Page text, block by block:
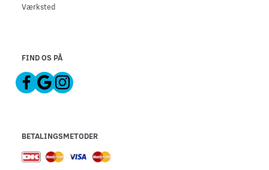
Værksted
FIND OS PÅ
BETALINGSMETODER